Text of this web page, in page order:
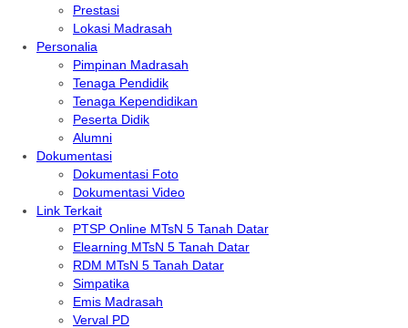
Prestasi
Lokasi Madrasah
Personalia
Pimpinan Madrasah
Tenaga Pendidik
Tenaga Kependidikan
Peserta Didik
Alumni
Dokumentasi
Dokumentasi Foto
Dokumentasi Video
Link Terkait
PTSP Online MTsN 5 Tanah Datar
Elearning MTsN 5 Tanah Datar
RDM MTsN 5 Tanah Datar
Simpatika
Emis Madrasah
Verval PD